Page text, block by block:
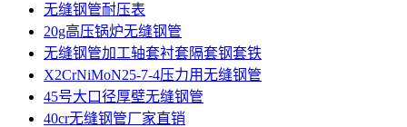
无缝钢管耐压表
20g高压锅炉无缝钢管
无缝钢管加工轴套衬套隔套钢套铁
X2CrNiMoN25-7-4压力用无缝钢管
45号大口径厚壁无缝钢管
40cr无缝钢管厂家直销